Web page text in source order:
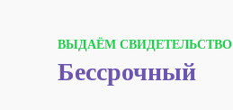
ВЫДАЁМ СВИДЕТЕЛЬСТВО
Бессрочный